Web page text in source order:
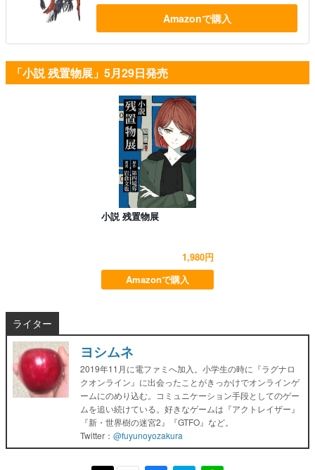
Amazonで購入
「小説 残置物展」5月29日発売
小説 残置物展
1,980円
Amazonで購入
ライター
ヨシムネ
2019年11月に電ファミへ加入。小学生の時に『ラグナロ
クオンライン』に出会ったことがきっかけでオンラインゲ
ームにのめり込む。コミュニケーション手段としてのゲー
ムを追い続けている。好きなゲームは『アクトレイザー』
『新・世界樹の迷宮2』『GTFO』など。
Twitter： @fuyunoyozakura